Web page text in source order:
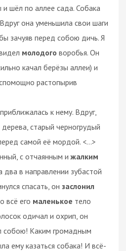
шёл по аллее сада. Собака
она уменьшила свои шаги
зачуяв перед собою дичь. Я
молодого воробья. Он
качал берёзы аллеи) и
растопырив
к нему. Вдруг,
старый черногрудый
самой её мордой. <...>
с отчаянным ижалким
два в направлении зубастой
спасать, он заслонил
всё его маленькое тело
одичал и охрип, он
собою! Каким громадным
ему казаться собака! И всё-